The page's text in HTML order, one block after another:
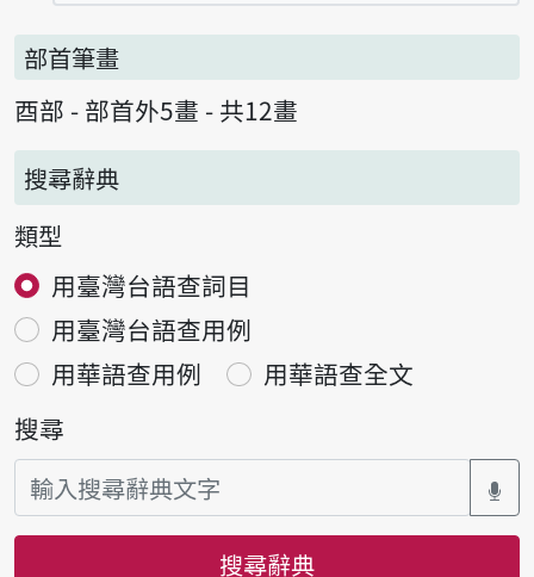
部首筆畫
酉部 - 部首外5畫 - 共12畫
搜尋辭典
類型
用臺灣台語查詞目
用臺灣台語查用例
用華語查用例
用華語查全文
搜尋
搜尋辭典